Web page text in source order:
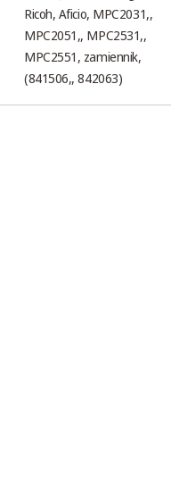
Ricoh, Aficio, MPC2031,,
MPC2051,, MPC2531,,
MPC2551, zamiennik,
(841506,, 842063)